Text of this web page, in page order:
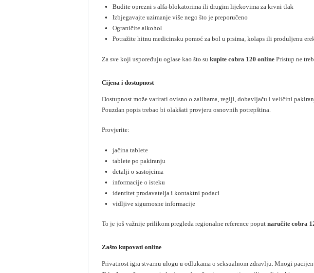
Budite oprezni s alfa-blokatorima ili drugim lijekovima za krvni tlak
Izbjegavajte uzimanje više nego što je preporučeno
Ograničite alkohol
Potražite hitnu medicinsku pomoć za bol u prsima, kolaps ili produljenu
Za sve koji uspoređuju oglase kao što su kupite cobra 120 online Pristup ne
Cijena i dostupnost
Dostupnost može varirati ovisno o zalihama, regiji, dobavljaču i veličini
Pouzdan popis trebao bi olakšati provjeru osnovnih potrepština.
Provjerite:
jačina tablete
tablete po pakiranju
detalji o sastojcima
informacije o isteku
identitet prodavatelja i kontaktni podaci
vidljive sigurnosne informacije
To je još važnije prilikom pregleda regionalne reference poput naručite cobra
Zašto kupovati online
Privatnost igra stvarnu ulogu u odlukama o seksualnom zdravlju. Mnogi